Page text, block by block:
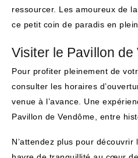
ressourcer. Les amoureux de
ce petit coin de paradis en
Visiter le Pavillon de
Pour profiter pleinement de
consulter les horaires
venue à l’avance. Une
Pavillon de Vendôme, entre
N’attendez plus pour découvrir